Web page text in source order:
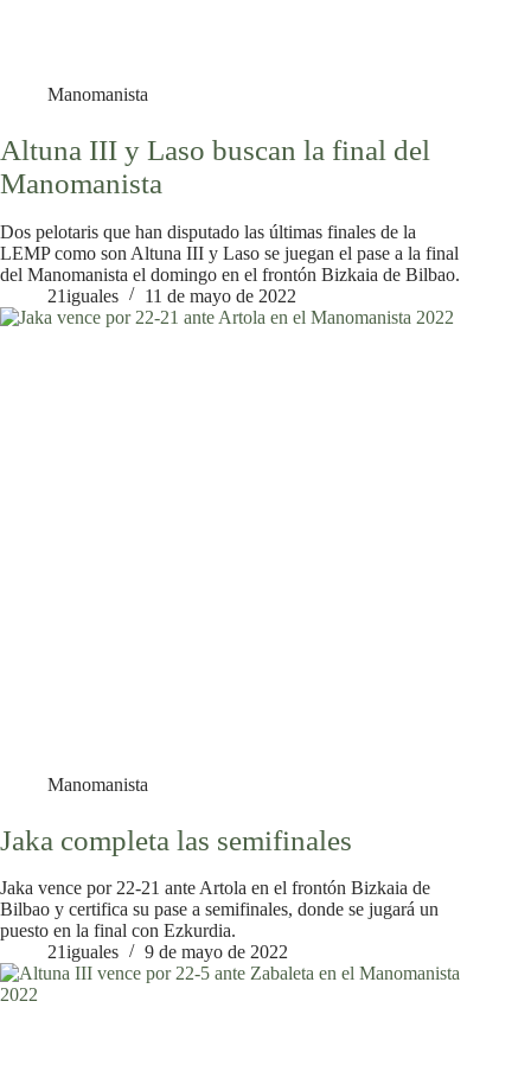
Manomanista
Altuna III y Laso buscan la final del
Manomanista
Dos pelotaris que han disputado las últimas finales de la
LEMP como son Altuna III y Laso se juegan el pase a la final
del Manomanista el domingo en el frontón Bizkaia de Bilbao.
21iguales
11 de mayo de 2022
Manomanista
Jaka completa las semifinales
Jaka vence por 22-21 ante Artola en el frontón Bizkaia de
Bilbao y certifica su pase a semifinales, donde se jugará un
puesto en la final con Ezkurdia.
21iguales
9 de mayo de 2022